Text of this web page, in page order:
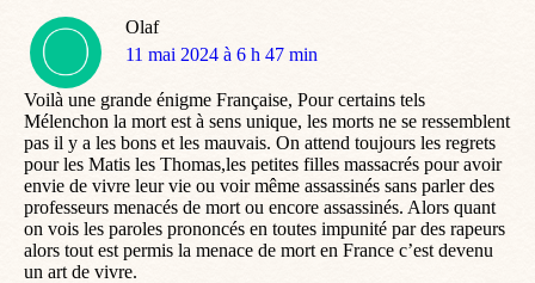
Olaf
dit
11 mai 2024 à 6 h 47 min
Voilà une grande énigme Française, Pour certains tels
Mélenchon la mort est à sens unique, les morts ne se ressemblent
pas il y a les bons et les mauvais. On attend toujours les regrets
pour les Matis les Thomas,les petites filles massacrés pour avoir
envie de vivre leur vie ou voir même assassinés sans parler des
professeurs menacés de mort ou encore assassinés. Alors quant
on vois les paroles prononcés en toutes impunité par des rapeurs
alors tout est permis la menace de mort en France c’est devenu
un art de vivre.